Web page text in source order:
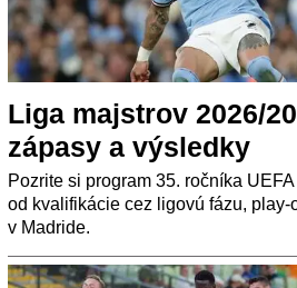
Liga majstrov 2026/
zápasy a výsledky
Pozrite si program 35. ročníka
od kvalifikácie cez ligovú fázu, play-
v Madride.